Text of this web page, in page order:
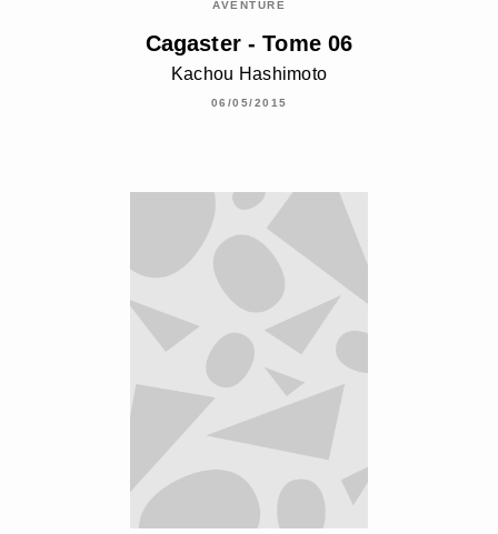
AVENTURE
Cagaster - Tome 06
Kachou Hashimoto
06/05/2015